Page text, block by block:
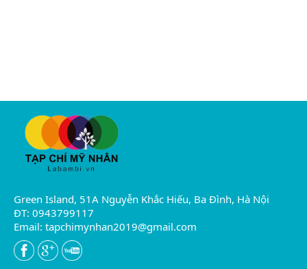
Green Island, 51A Nguyễn Khắc Hiếu, Ba Đình, Hà Nội
ĐT: 0943799117
Email: tapchimynhan2019@gmail.com